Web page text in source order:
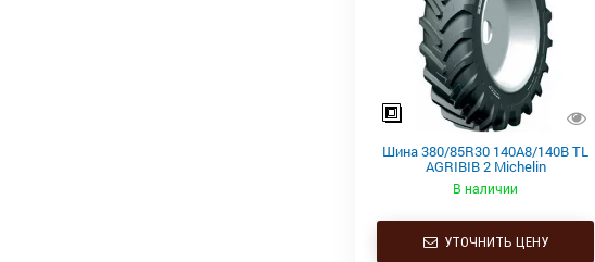
Шина 380/85R30 140A8/140B TL
AGRIBIB 2 Michelin
В наличии
УТОЧНИТЬ ЦЕНУ